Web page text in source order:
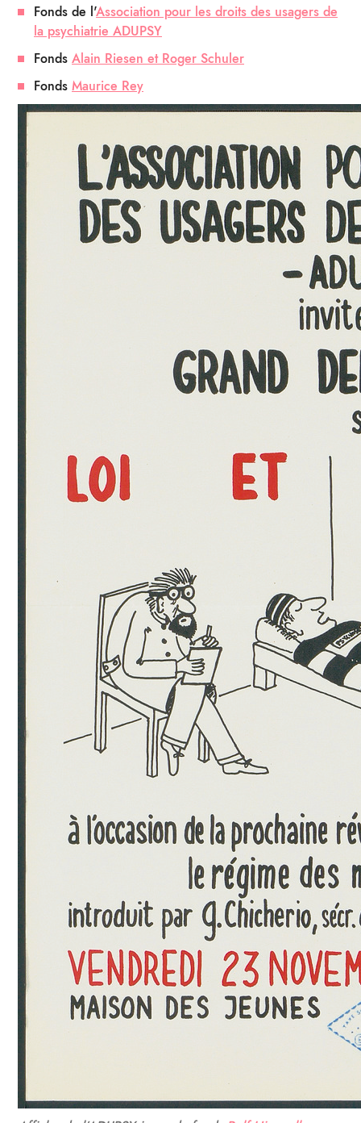
Fonds de l'Association pour les droits des usagers de
la psychiatrie ADUPSY
Fonds Alain Riesen et Roger Schuler
Fonds Maurice Rey